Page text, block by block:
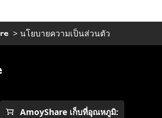
> นโยบายความเป็นส่วนตัว
AmoyShare เก็บที่อุณหภูมิ: